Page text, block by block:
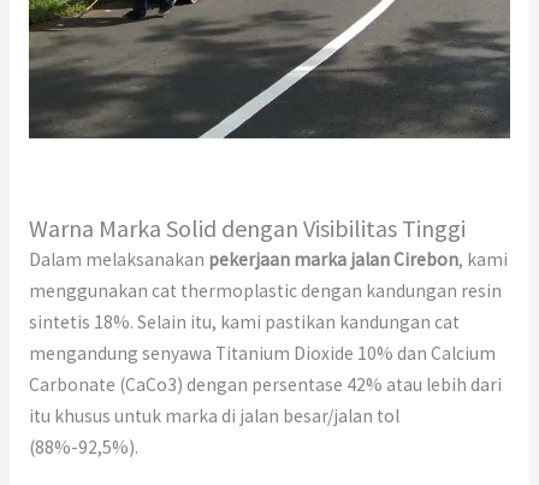
Warna Marka Solid dengan Visibilitas Tinggi
Dalam melaksanakan pekerjaan marka jalan Cirebon, kami
menggunakan cat thermoplastic dengan kandungan resin
sintetis 18%. Selain itu, kami pastikan kandungan cat
mengandung senyawa Titanium Dioxide 10% dan Calcium
Carbonate (CaCo3) dengan persentase 42% atau lebih dari
itu khusus untuk marka di jalan besar/jalan tol
(88%-92,5%).